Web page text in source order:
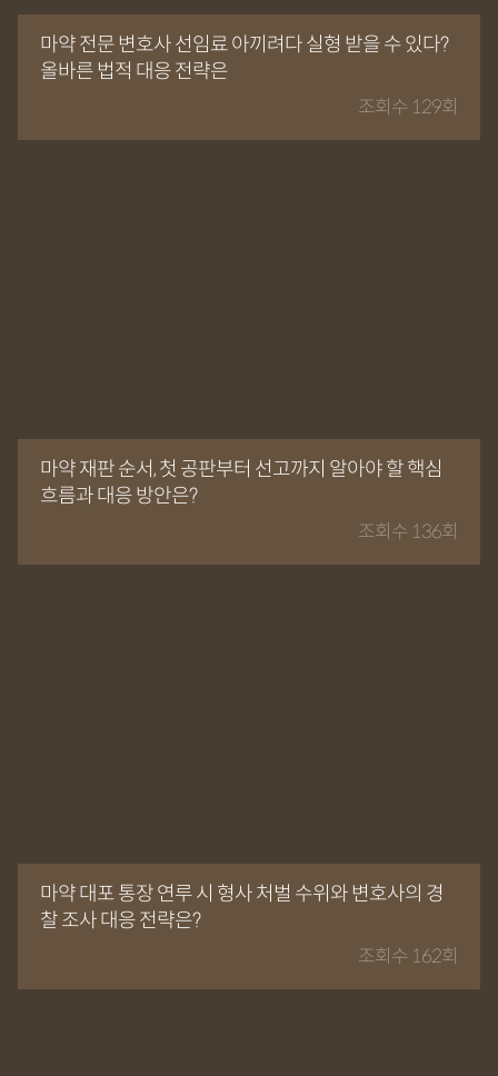
마약 전문 변호사 선임료 아끼려다 실형 받을 수 있다?
올바른 법적 대응 전략은
조회수 129회
마약 재판 순서, 첫 공판부터 선고까지 알아야 할 핵심
흐름과 대응 방안은?
조회수 136회
마약 대포 통장 연루 시 형사 처벌 수위와 변호사의 경
찰 조사 대응 전략은?
조회수 162회